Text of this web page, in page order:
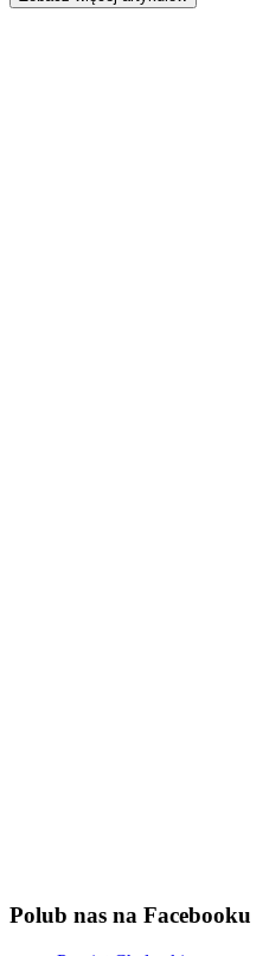
Polub nas na Facebooku